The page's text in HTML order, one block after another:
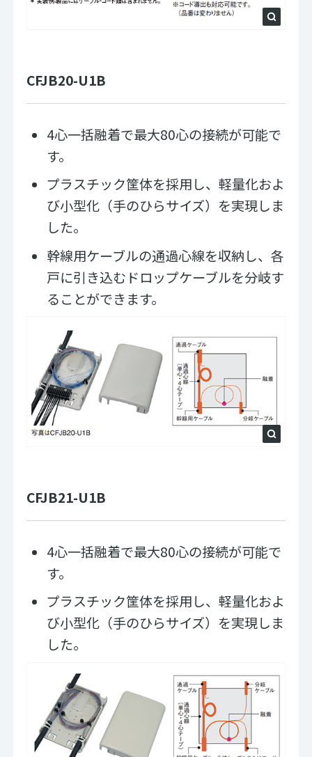
CFJB20-U1B
4心一括融着で最大80心の接続が可能で
す。
プラスチック筐体を採用し、軽量化およ
び小型化（手のひらサイズ）を実現しま
した。
幹線用ケーブルの通過心線を収納し、各
戸に引き込むドロップケーブルを分岐す
ることができます。
CFJB21-U1B
4心一括融着で最大80心の接続が可能で
す。
プラスチック筐体を採用し、軽量化およ
び小型化（手のひらサイズ）を実現しま
した。